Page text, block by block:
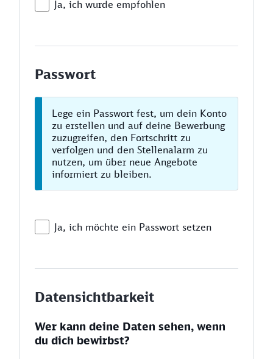
Ja, ich wurde empfohlen
Passwort
Lege ein Passwort fest, um dein Konto
zu erstellen und auf deine Bewerbung
zuzugreifen, den Fortschritt zu
verfolgen und den Stellenalarm zu
nutzen, um über neue Angebote
informiert zu bleiben.
Ja, ich möchte ein Passwort setzen
Datensichtbarkeit
Wer kann deine Daten sehen, wenn
du dich bewirbst?